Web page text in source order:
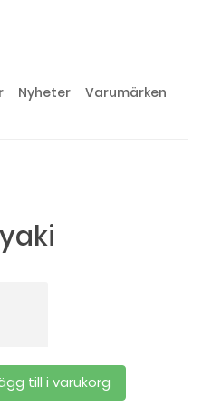
Nyheter Varumärken
till i varukorg